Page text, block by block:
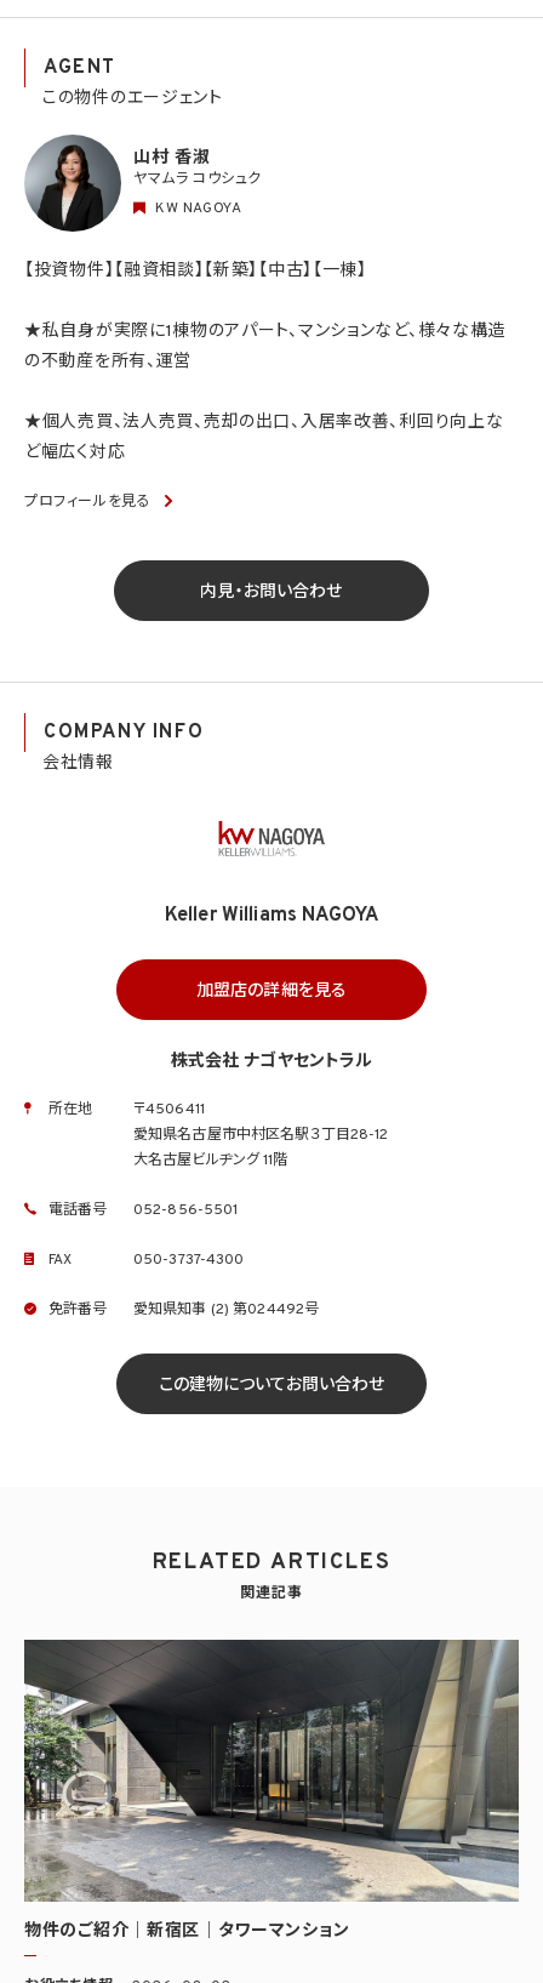
AGENT
この物件のエージェント
山村 香淑
ヤマムラ コウシュク
KW NAGOYA
【投資物件】【融資相談】【新築】【中古】【一棟】
★私自身が実際に1棟物のアパート、マンションなど、様々な構造
の不動産を所有、運営
★個人売買、法人売買、売却の出口、入居率改善、利回り向上な
ど幅広く対応
プロフィールを見る
内見・お問い合わせ
COMPANY INFO
会社情報
Keller Williams NAGOYA
加盟店の詳細を見る
株式会社 ナゴヤセントラル
所在地
〒4506411
愛知県名古屋市中村区名駅３丁目28-12
大名古屋ビルヂング 11階
電話番号 052-856-5501
FAX 050-3737-4300
免許番号 愛知県知事 (2) 第024492号
この建物についてお問い合わせ
RELATED ARTICLES
関連記事
物件のご紹介｜新宿区｜タワーマンション